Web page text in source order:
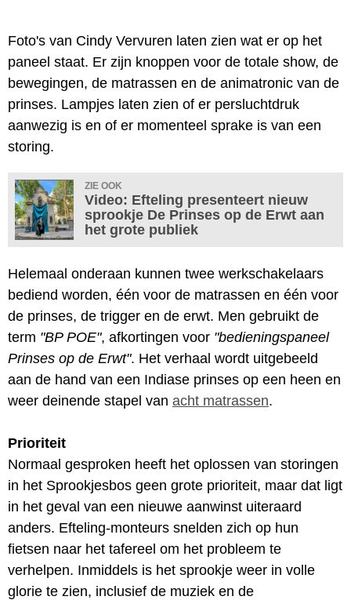
Foto's van Cindy Vervuren laten zien wat er op het
paneel staat. Er zijn knoppen voor de totale show, de
bewegingen, de matrassen en de animatronic van de
prinses. Lampjes laten zien of er persluchtdruk
aanwezig is en of er momenteel sprake is van een
storing.
ZIE OOK
Video: Efteling presenteert nieuw
sprookje De Prinses op de Erwt aan
het grote publiek
Helemaal onderaan kunnen twee werkschakelaars
bediend worden, één voor de matrassen en één voor
de prinses, de trigger en de erwt. Men gebruikt de
term "BP POE", afkortingen voor "bedieningspaneel
Prinses op de Erwt". Het verhaal wordt uitgebeeld
aan de hand van een Indiase prinses op een heen en
weer deinende stapel van acht matrassen.
Prioriteit
Normaal gesproken heeft het oplossen van storingen
in het Sprookjesbos geen grote prioriteit, maar dat ligt
in het geval van een nieuwe aanwinst uiteraard
anders. Efteling-monteurs snelden zich op hun
fietsen naar het tafereel om het probleem te
verhelpen. Inmiddels is het sprookje weer in volle
glorie te zien, inclusief de muziek en de